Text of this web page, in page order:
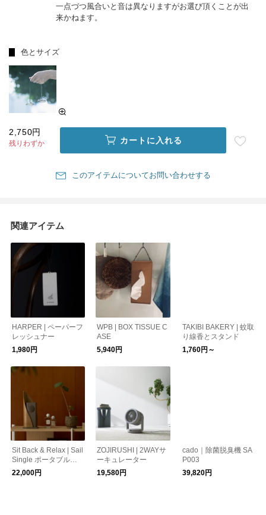
一点づつ風合いと音は異なりますがお選び頂くことが出
来かねます。
色とサイズ
2,750円
残りわずか カートに入れる
このアイテムについてお問い合わせする
関連アイテム
HARPER | ペーパーフ
レッシュナー
1,980円
WPB | BOX TISSUE C
ASE
5,940円
TAKIBI BAKERY | 蚊取
り線香とスタンド
1,760円～
Sit Back & Relax | Sail
Single ポータブルス
ピーカー
22,000円
ZOJIRUSHI | 2WAYサ
ーキュレーター
19,580円
cado｜除菌脱臭機 SA
P003
39,820円